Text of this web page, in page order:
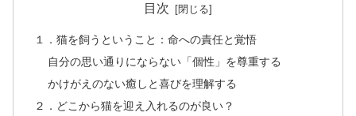
目次
１．猫を飼うということ：命への責任と覚悟
自分の思い通りにならない「個性」を尊重する
かけがえのない癒しと喜びを理解する
２．どこから猫を迎え入れるのが良い？